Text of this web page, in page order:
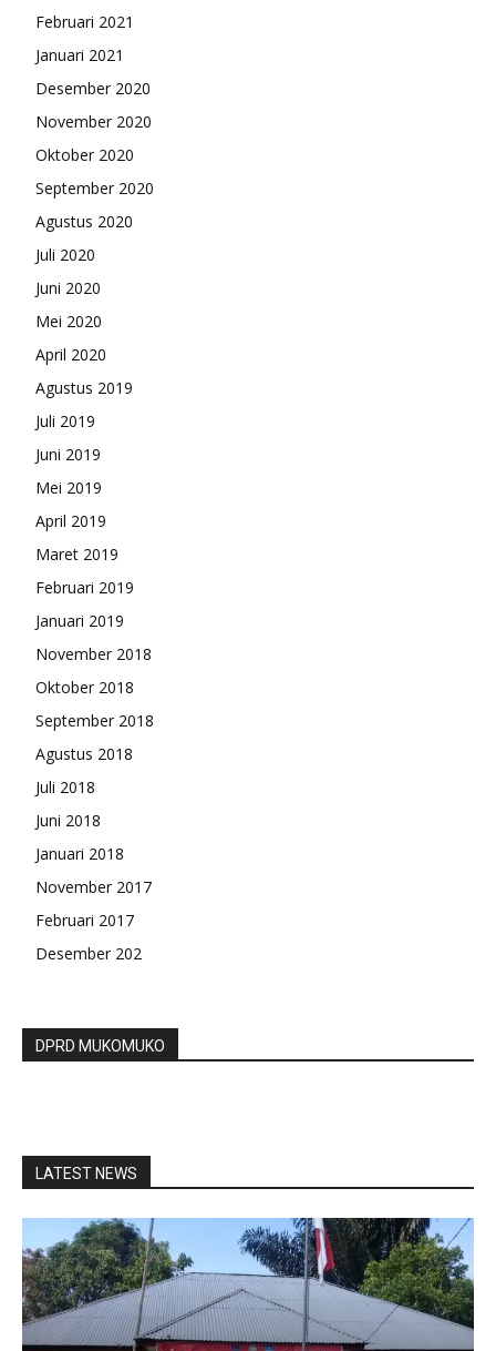
Februari 2021
Januari 2021
Desember 2020
November 2020
Oktober 2020
September 2020
Agustus 2020
Juli 2020
Juni 2020
Mei 2020
April 2020
Agustus 2019
Juli 2019
Juni 2019
Mei 2019
April 2019
Maret 2019
Februari 2019
Januari 2019
November 2018
Oktober 2018
September 2018
Agustus 2018
Juli 2018
Juni 2018
Januari 2018
November 2017
Februari 2017
Desember 202
DPRD MUKOMUKO
LATEST NEWS